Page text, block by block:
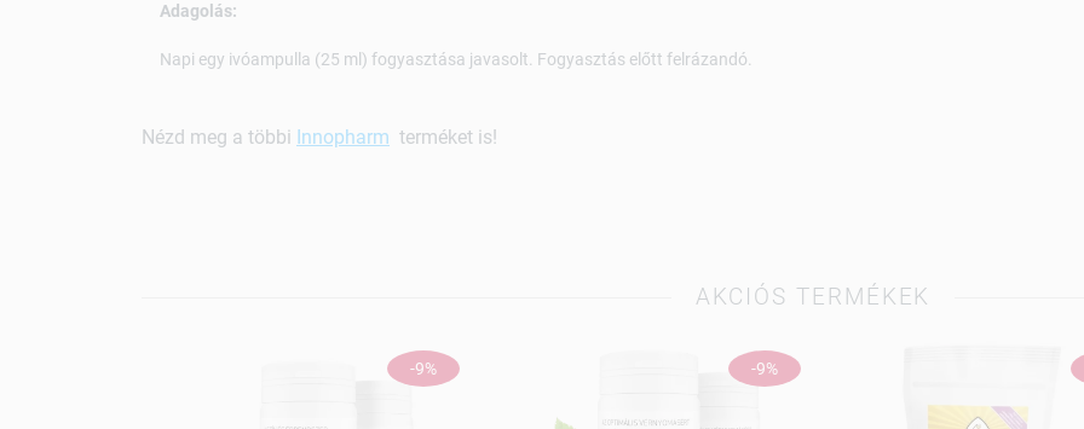
Adagolás:
Napi egy ivóampulla (25 ml) fogyasztása javasolt. Fogyasztás előtt felrázandó.
Nézd meg a többi Innopharm terméket is!
AKCIÓS TERMÉKEK
-9% -9%